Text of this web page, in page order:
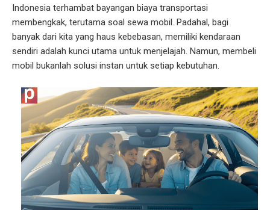
Indonesia terhambat bayangan biaya transportasi
membengkak, terutama soal sewa mobil. Padahal, bagi
banyak dari kita yang haus kebebasan, memiliki kendaraan
sendiri adalah kunci utama untuk menjelajah. Namun, membeli
mobil bukanlah solusi instan untuk setiap kebutuhan.